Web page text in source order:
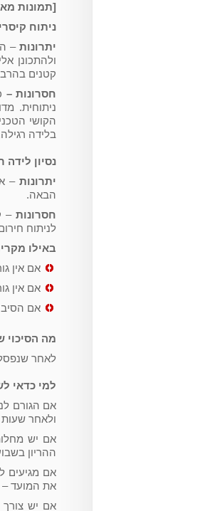
[תמונות
ניתוח
יתרונות
ולהתכונן
קטנים
חסרונות –
ניתוחית.
הקושי
בלידה
נסיון
יתרונות–
הבאה.
חסרונות –
לניתוח
באילו
אם אין
אם אין
אם
מה הסיכוי
לאחר שנפסלו כל
למי כדאי
ולאחר
אם יש
ההריון בשבוע 38 וחצי ולהימנע
את המועד –
אם יש צורך